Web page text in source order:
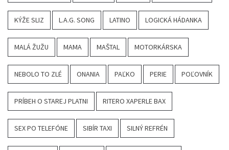
KÝŽE SLIZ L.A.G. SONG LATINO LOGICKÁ HÁDANKA
MALÁ ŽUŽU MAMA MAŠTAL MOTORKÁRSKA
NEBOLO TO ZLÉ ONANIA PAĽKO PERIE POĽOVNÍK
PRÍBEH O STAREJ PLATNI RITERO XAPERLE BAX
SEX PO TELEFÓNE SIBÍR TAXI SILNÝ REFRÉN